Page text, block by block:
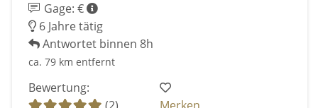
Gage: €
6 Jahre tätig
Antwortet binnen 8h
ca. 79 km entfernt
Bewertung:
(2)
Merken